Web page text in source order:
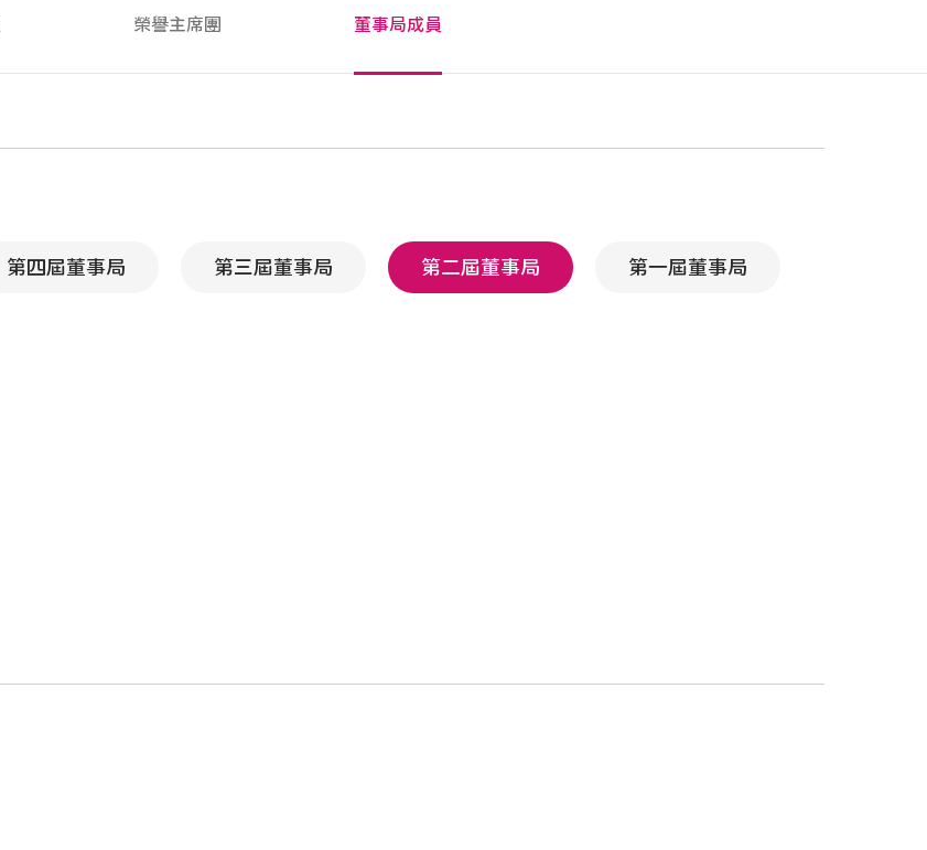
榮譽主席團 董事局成員
第四屆董事局 第三屆董事局 第二屆董事局 第一屆董事局